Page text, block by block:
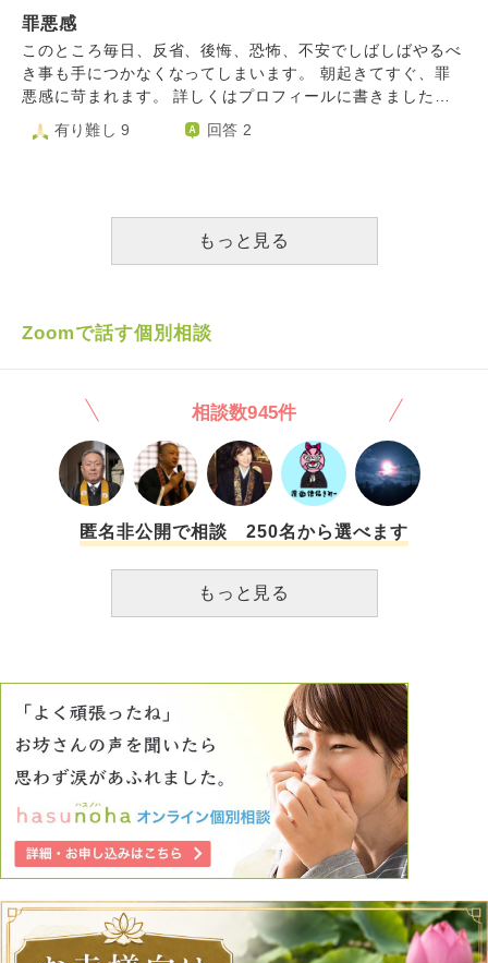
死ぬことしか考えられません。
じていいのかという気持ちがあります。 このような苦しみ
も罰だと思うのですが、 わたしはどのような気持ちで生活
していけばいいのでしょうか。 また、今後もし誰かと交際
するようなことになれば、このことを隠して交際してもいい
の相談内容と被っているので、そちらも踏まえて、前回の先
罪悪感
このところ毎日、反省、後悔、恐怖、不安でしばしばやるべ
き事も手につかなくなってしまいます。 朝起きてすぐ、罪
悪感に苛まれます。 詳しくはプロフィールに書きました。
自分のような人間が幸せになっても良いのだろうかと考えて
しまいます。
有り難し 9 回答 2
もっと見る
Zoomで話す個別相談
相談数945件
匿名非公開で相談 250名から選べます
もっと見る